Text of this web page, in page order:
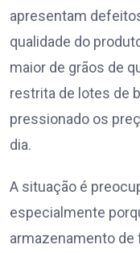
apresentam
qualidade do
maior de grãos de
restrita de lotes de
pressionado os
dia.
A situação é
especialmente
armazenamento de